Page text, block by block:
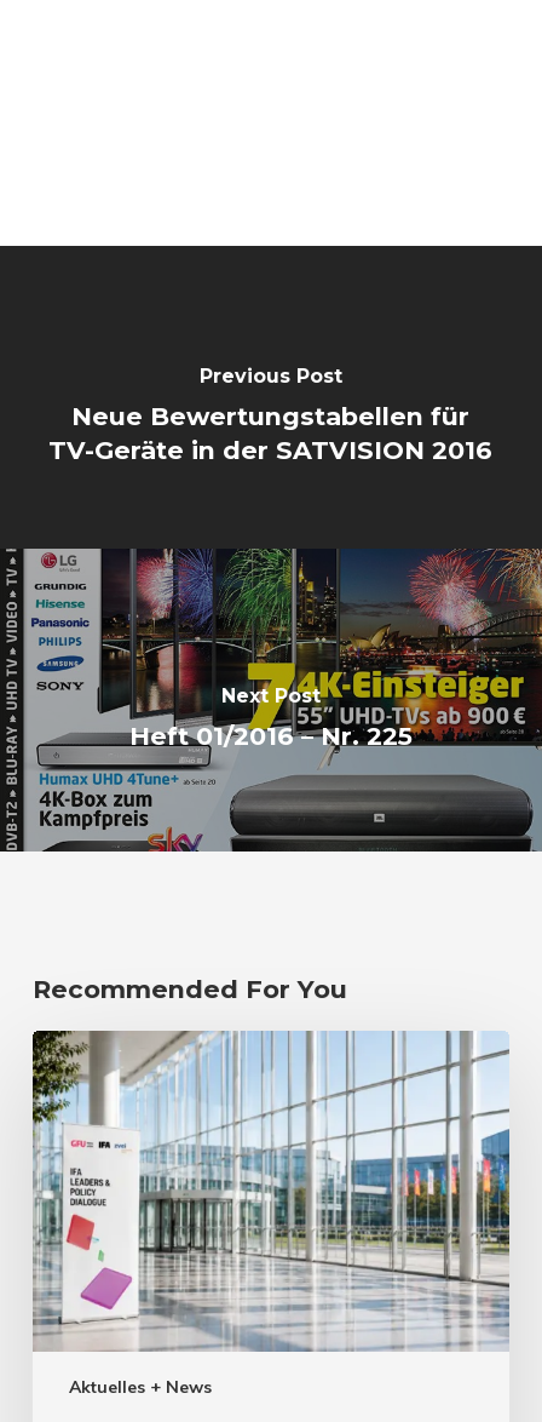
Previous Post
Neue Bewertungstabellen für
TV-Geräte in der SATVISION 2016
Next Post
Heft 01/2016 – Nr. 225
Recommended For You
Aktuelles + News